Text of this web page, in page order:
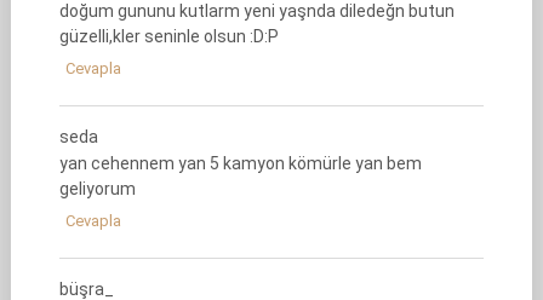
doğum gununu kutlarm yeni yaşnda diledeğn butun
güzelli,kler seninle olsun :D:P
Cevapla
seda
yan cehennem yan 5 kamyon kömürle yan bem
geliyorum
Cevapla
büşra_